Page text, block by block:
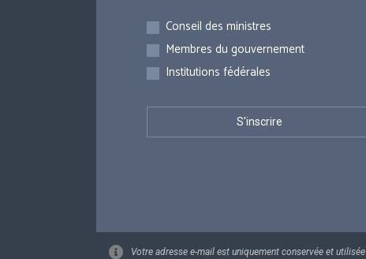
Inscriptions
Conseil des ministres
Membres du gouvernement
Institutions fédérales
Votre adresse e-mail est uniquement conservée et utilisée